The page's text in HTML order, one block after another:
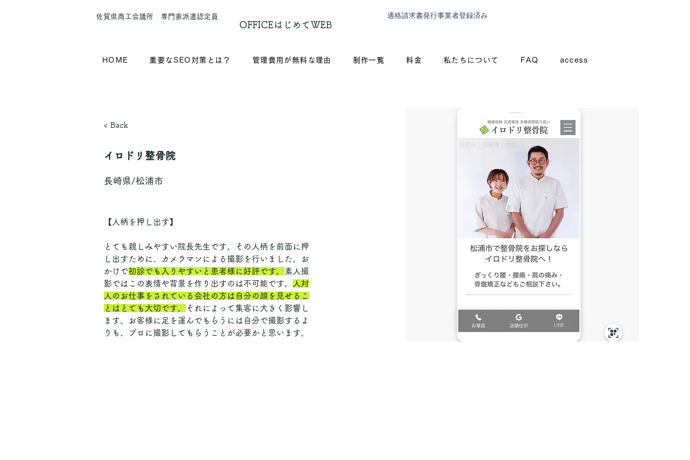
​佐賀県商工会議所 専門家派遣認定員
OFFICEはじめてWEB
適格請求書発行事業者登録済み
HOME 重要なSEO対策とは？ 管理費用が無料な理由 制作一覧 料金 私たちについて FAQ access
< Back
イロドリ整骨院
長崎県/松浦市
【人柄を押し出す】
とても親しみやすい院長先生です。その人柄を前面に押
し出すために、カメラマンによる撮影を行いました。お
かけで初診でも入りやすいと患者様に好評です。 素人撮
影ではこの表情や背景を作り出すのは不可能です。
人対
人のお仕事をされている会社の方は自分の顔を見せるこ
とはとても大切です。
それによって集客に大きく影響し
ます。お客様に足を運んでもらうには自分で撮影するよ
りも、プロに撮影してもらうことが必要かと思います。